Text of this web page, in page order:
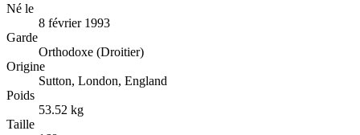
Né le
8 février 1993
Garde
Orthodoxe (Droitier)
Origine
Sutton, London, England
Poids
53.52 kg
Taille